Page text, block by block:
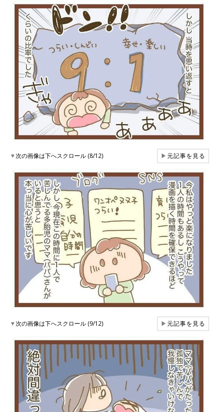
▼次の画像は下へスクロール (8/12) ▶元記事を見る
▼次の画像は下へスクロール (9/12) ▶元記事を見る